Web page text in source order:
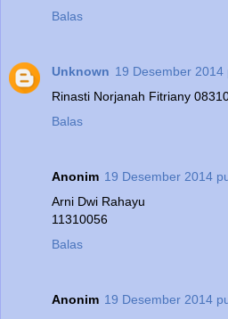
Balas
Unknown 19 Desember 2014
Rinasti Norjanah Fitriany
Balas
Anonim 19 Desember 2014
Arni Dwi Rahayu
11310056
Balas
Anonim 19 Desember 2014